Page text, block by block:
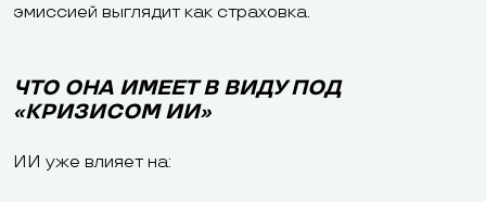
эмиссией выглядит как страховка.
ЧТО ОНА ИМЕЕТ В ВИДУ ПОД
«КРИЗИСОМ ИИ»
ИИ уже влияет на: